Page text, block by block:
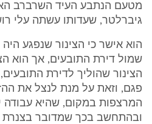
מטעם הנתבע העיד השרברב
גיברלטר, שעדותו עשתה עלי
הוא אישר כי הצינור שנפגע
שמול דירת התובעים, אך הוא
הצינור שהוליך לדירת
פגם, וזאת על מנת לנצל את
המרצפות במקום, שהיא עבודה
ובהתחשב בכך שמדובר בצנרת